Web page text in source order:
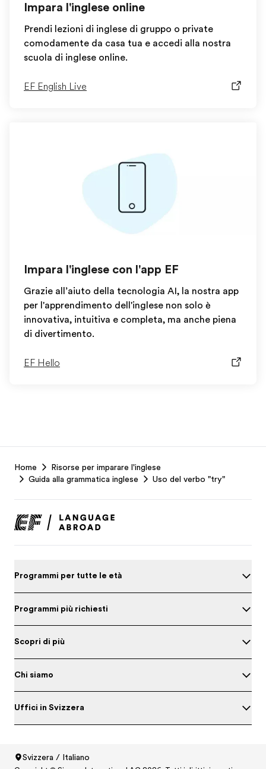
Impara l'inglese online
Prendi lezioni di inglese di gruppo o private
comodamente da casa tua e accedi alla nostra
scuola di inglese online.
EF English Live
Impara l'inglese con l'app EF
Grazie all’aiuto della tecnologia AI, la nostra app
per l'apprendimento dell'inglese non solo è
innovativa, intuitiva e completa, ma anche piena
di divertimento.
EF Hello
Footer
Home
Risorse per imparare l'inglese
Guida alla grammatica inglese
Uso del verbo "try"
Programmi per tutte le età
Programmi più richiesti
Scopri di più
Chi siamo
Uffici in Svizzera
Svizzera / Italiano